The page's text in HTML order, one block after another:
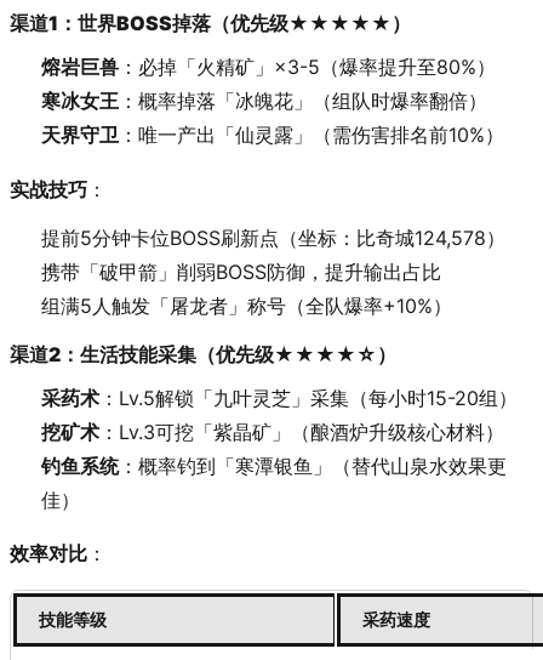
渠道1：世界BOSS掉落（优先级★★★★★）
熔岩巨兽：必掉「火精矿」×3-5（爆率提升至80%）
寒冰女王：概率掉落「冰魄花」（组队时爆率翻倍）
天界守卫：唯一产出「仙灵露」（需伤害排名前10%）
实战技巧 ：
提前5分钟卡位BOSS刷新点（坐标：比奇城124,578）
携带「破甲箭」削弱BOSS防御，提升输出占比
组满5人触发「屠龙者」称号（全队爆率+10%）
渠道2：生活技能采集（优先级★★★★☆）
采药术：Lv.5解锁「九叶灵芝」采集（每小时15-20组）
挖矿术：Lv.3可挖「紫晶矿」（酿酒炉升级核心材料）
钓鱼系统：概率钓到「寒潭银鱼」（替代山泉水效果更
佳）
效率对比 ：
技能等级 采药速度